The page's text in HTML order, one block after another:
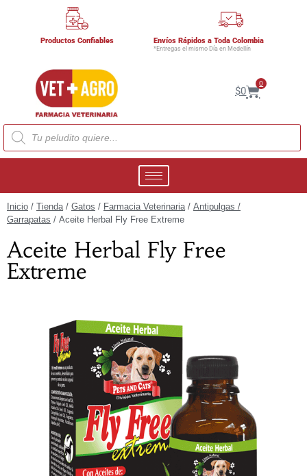
Productos Confiables Envíos Rápidos a Toda Colombia
*Entregas el mismo Día en Medellín
$0
0
Inicio / Tienda/ Gatos / Farmacia Veterinaria/ Antipulgas /
Garrapatas / Aceite Herbal Fly Free Extreme
Aceite Herbal Fly Free
Extreme